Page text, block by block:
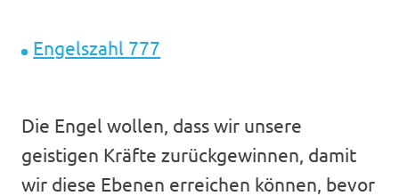
Engelszahl 777
Die Engel wollen, dass wir unsere
geistigen Kräfte zurückgewinnen, damit
wir diese Ebenen erreichen können, bevor